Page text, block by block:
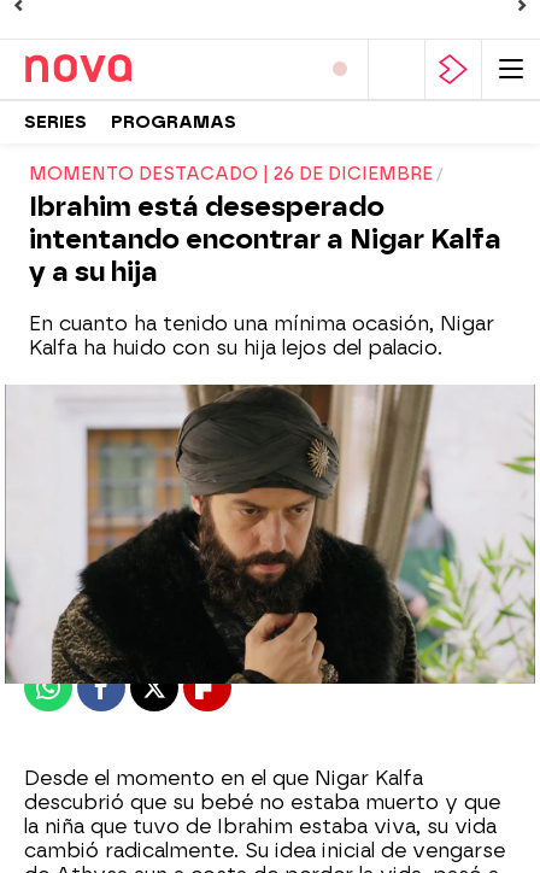
SERIES PROGRAMAS
MOMENTO DESTACADO | 26 DE DICIEMBRE
Ibrahim está desesperado
intentando encontrar a Nigar Kalfa
y a su hija
En cuanto ha tenido una mínima ocasión, Nigar
Kalfa ha huido con su hija lejos del palacio.
Nova
Publicado: 26 de diciembre de 2022, 22:49
WhatsappFacebook
X Flipboard
Desde el momento en el que Nigar Kalfa
descubrió que su bebé no estaba muerto y que
la niña que tuvo de Ibrahim estaba viva, su vida
cambió radicalmente. Su idea inicial de vengarse